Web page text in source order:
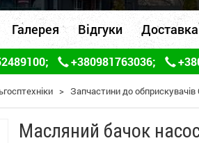
Галерея Відгуки
; +380981763036;
> Запчастини до
Масляний бачок